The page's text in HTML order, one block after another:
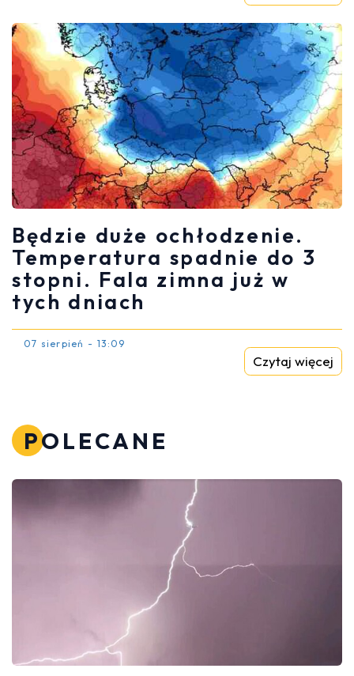
Będzie duże ochłodzenie.
Temperatura spadnie do 3
stopni. Fala zimna już w
tych dniach
07 sierpień - 13:09
Czytaj więcej
POLECANE